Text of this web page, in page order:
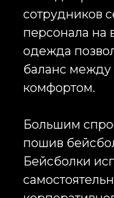
логотипом
имеет технология
брендирования.
популярным методом
шелкография. Этот
обеспечивает высокую
тиражах.
используется для
худи и шопперы.